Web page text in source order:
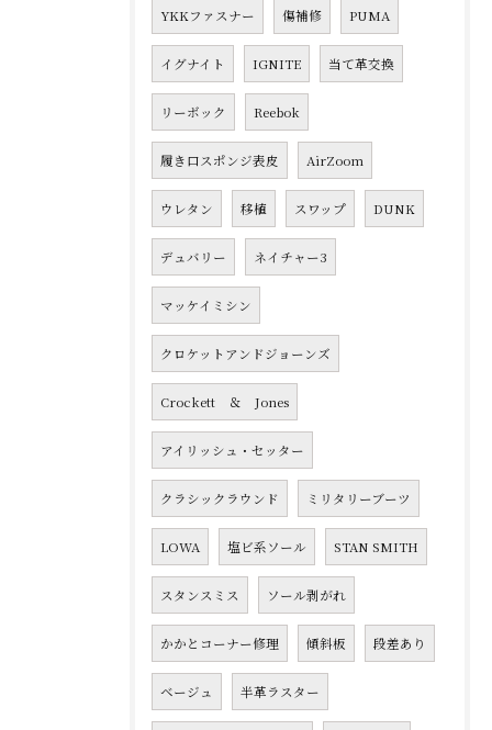
YKKファスナー 傷補修 PUMA
イグナイト IGNITE 当て革交換
リーボック Reebok
履き口スポンジ表皮 AirZoom
ウレタン 移植 スワップ DUNK
デュバリー ネイチャー3
マッケイミシン
クロケットアンドジョーンズ
Crockett ＆ Jones
アイリッシュ・セッター
クラシックラウンド ミリタリーブーツ
LOWA 塩ビ系ソール STAN SMITH
スタンスミス ソール剥がれ
かかとコーナー修理 傾斜板 段差あり
ベージュ 半革ラスター